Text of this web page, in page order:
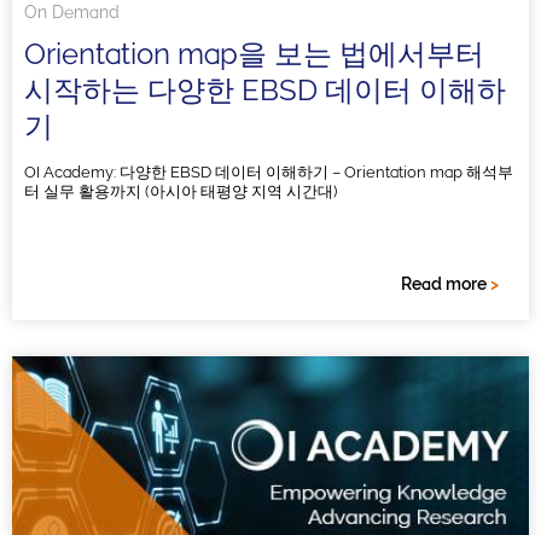
On Demand
Orientation map을 보는 법에서부터
시작하는 다양한 EBSD 데이터 이해하
기
OI Academy: 다양한 EBSD 데이터 이해하기 – Orientation map 해석부
터 실무 활용까지 (아시아 태평양 지역 시간대)
Read more>